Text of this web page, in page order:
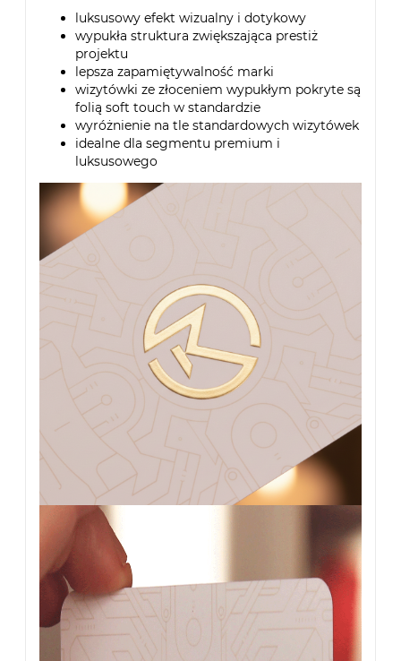
luksusowy efekt wizualny i dotykowy
wypukła struktura zwiększająca prestiż
projektu
lepsza zapamiętywalność marki
wizytówki ze złoceniem wypukłym pokryte są
folią soft touch w standardzie
wyróżnienie na tle standardowych wizytówek
idealne dla segmentu premium i
luksusowego